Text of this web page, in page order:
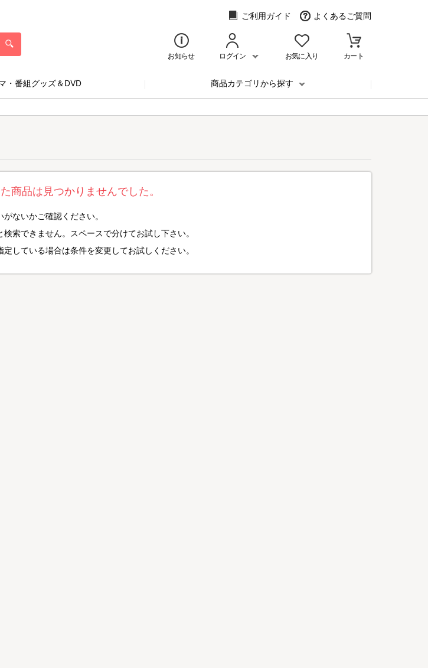
ご利用ガイド よくあるご質問
お知らせ ログイン お気に入り カート
・番組グッズ＆DVD 商品カテゴリから探す
商品は見つかりませんでした。
ないかご確認ください。
索できません。スペースで分けてお試し下さい。
している場合は条件を変更してお試しください。